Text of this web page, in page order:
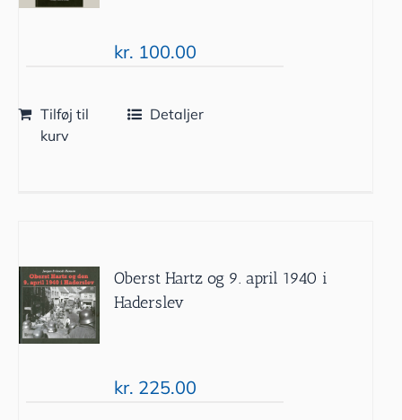
kr. 100.00
Tilføj til
kurv
Detaljer
Oberst Hartz og 9. april 1940 i
Haderslev
kr. 225.00